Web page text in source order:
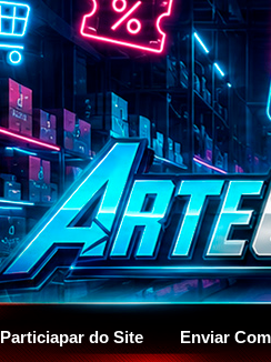
Particiapar do Site Enviar